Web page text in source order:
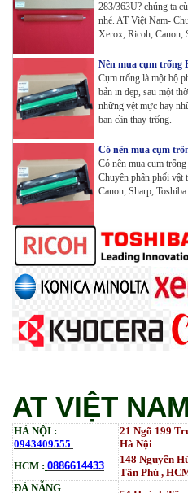
Tham Khảo
Máy in Laser Đơn năng
Wifi
Tham Khảo
Máy in Đa chức năng
Copy , Wifi , Lan
Mực ống Ricoh MP 3554
3554 | 3055 | 3555 |
5000 | IM 6000_
Tham Khảo
Mực in HP LaserJet
M611x | M612dn |
MFP M636_W1470A
Tham Khảo
283/363U? chúng ta
nhé. AT Việt Nam-
Xerox, Ricoh, Canon,
Nên mua cụm trống
Cụm trống là một bộ
bản in đẹp, sau một
những vệt mực hay
bạn cần thay trống.
Có nên mua cụm
Có nên mua cụm
Chuyên phân phối
Canon, Sharp,
AT VIỆT NAM
HÀ NỘI :
0943409555
21 Ngõ 199
Hà Nội
HCM : 0886614433
148 Nguyễn
Tân Phú ,
ĐÀ NẴNG